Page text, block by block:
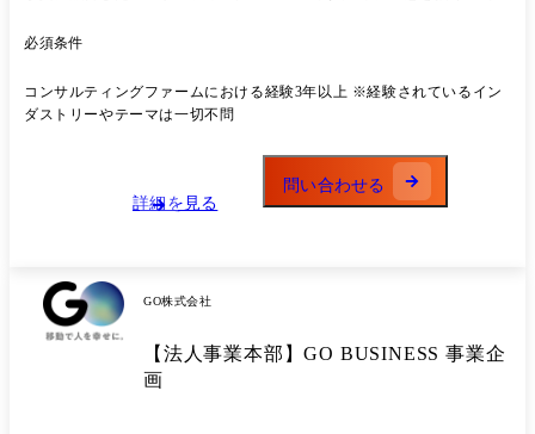
走できるまで支援するスタイルを貫いています。 そのようなスタイルに
を続けています。 その支援スタイルと高いクオリティの戦略立案、高い
技術力があるからこそ実現できる実行力を多くのクライアントから支持
応えるべく、私たちと共に組織の成長とクライアントの変革に貢献して
ず、シンプレクス・ホールディングス株式会社に在籍し、Xspear
メディア、エンターテインメントなどの民間企業にとどまらず、公共分
野に至るまで多種多様です。 また、事業をリードする経営陣・MD陣は
開発経験のあるテクノロジー知見に長けたメンバーと、クライアントに
価値提供するためには戦略やビジネスモデル構築に加え、それを支える
質の高いアプリケーションや技術力が必要であると強く理解したMBBや
必須条件
コンサルティングファームにおける経験3年以上 ※経験されているイン
ダストリーやテーマは一切不問
詳細を見る
問い合わせる
GO株式会社
【法人事業本部】GO BUSINESS 事業企
画